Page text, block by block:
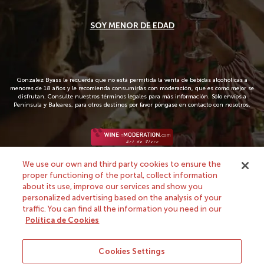
SOY MENOR DE EDAD
Gonzalez Byass le recuerda que no está permitida la venta de bebidas alcohólicas a
menores de 18 años y le recomienda consumirlas con moderación, que es como mejor se
disfrutan. Consulte nuestros términos legales para más información. Sólo envíos a
Península y Baleares, para otros destinos por favor póngase en contacto con nosotros.
Nuestra tienda
Sobre nosotros
Avisos legales
González Byass, S.A.
c/ Manuel Mª González, 12
11402 Jerez
We use our own and third party cookies to ensure the
proper functioning of the portal, collect information
about its use, improve our services and show you
personalized advertising based on the analysis of your
traffic. You can find all the information you need in our
Política de Cookies
Cookies Settings